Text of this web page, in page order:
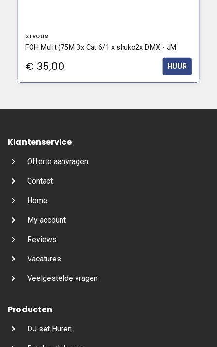
STROOM
FOH Mulit (75M 3x Cat 6/1 x shuko2x DMX - JM
€ 35,00 HUUR
Klantenservice
Offerte aanvragen
Contact
Home
My account
Reviews
Vacatures
Veelgestelde vragen
Producten
DJ set Huren